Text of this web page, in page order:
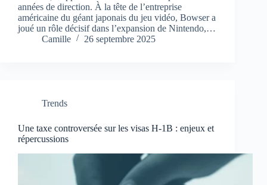
années de direction. À la tête de l’entreprise
américaine du géant japonais du jeu vidéo, Bowser a
joué un rôle décisif dans l’expansion de Nintendo,…
Camille
26 septembre 2025
Trends
Une taxe controversée sur les visas H-1B : enjeux et
répercussions